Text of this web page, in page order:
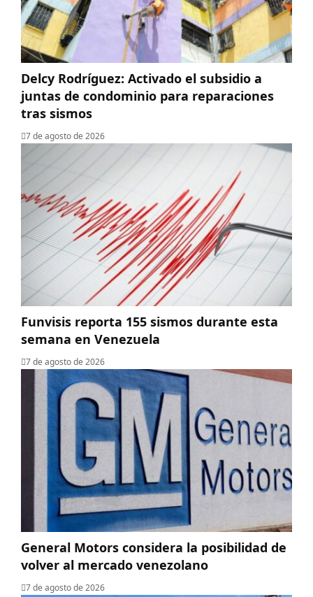
Delcy Rodríguez: Activado el subsidio a
juntas de condominio para reparaciones
tras sismos
7 de agosto de 2026
Funvisis reporta 155 sismos durante esta
semana en Venezuela
7 de agosto de 2026
General Motors considera la posibilidad de
volver al mercado venezolano
7 de agosto de 2026